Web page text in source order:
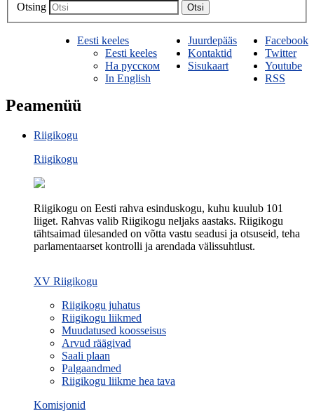
Otsing
Otsi
Facebook
Twitter
Youtube
RSS
Juurdepääs
Kontaktid
Sisukaart
Eesti keeles
Eesti keeles
На русском
In English
Peamenüü
Riigikogu
Riigikogu
Riigikogu on Eesti rahva esinduskogu, kuhu kuulub 101
liiget. Rahvas valib Riigikogu neljaks aastaks. Riigikogu
tähtsaimad ülesanded on võtta vastu seadusi ja otsuseid, teha
parlamentaarset kontrolli ja arendada välissuhtlust.
XV Riigikogu
Riigikogu juhatus
Riigikogu liikmed
Muudatused koosseisus
Arvud räägivad
Saali plaan
Palgaandmed
Riigikogu liikme hea tava
Komisjonid